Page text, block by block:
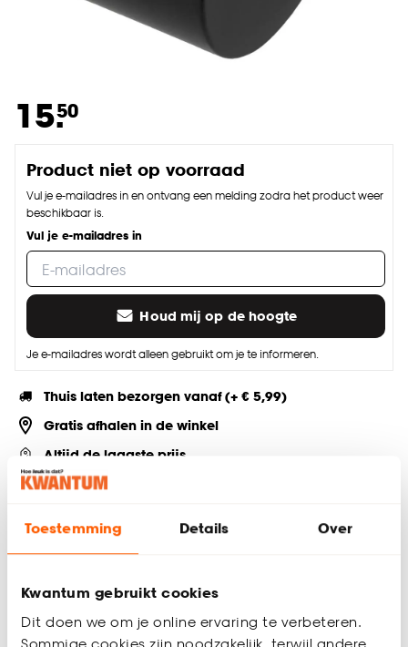
Toestemming Details Over
Kwantum gebruikt cookies
Dit doen we om je online ervaring te verbeteren.
15.50
Product niet op voorraad
Vul je e-mailadres in en ontvang een melding zodra het product weer
beschikbaar is.
Vul je e-mailadres in
Houd mij op de hoogte
Je e-mailadres wordt alleen gebruikt om je te informeren.
Thuis laten bezorgen vanaf (+ € 5,99)
Gratis afhalen in de winkel
Altijd de laagste prijs
Deel jouw product & volg ons op social
Productomschrijving
Diameter: 28 mm
Lengte: 2.5 cm